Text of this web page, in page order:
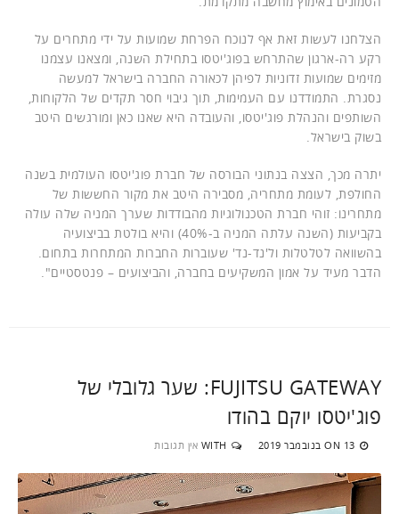
הצלחנו לעשות זאת אף לנוכח הפרחת שמועות על ידי מתחרים על
רקע רה-ארגון שהתרחש בפוג'יטסו בתחילת השנה, ומצאנו עצמנו
מזימים שמועות זדוניות לפיהן לכאורה החברה בישראל למעשה
נסגרת. התמודדנו עם העמימות, תוך גיבוי חסר תקדים של הלקוחות,
השותפים והנהלת פוג'יטסו, והעובדה היא שאנו כאן ומורגשים היטב
בשוק בישראל.
יתרה מכך, הצצה בנתוני הבורסה של חברת פוג'יטסו העולמית בשנה
החולפת, לעומת מתחריה, מסבירה היטב את מקור החששות של
מתחרינו: זוהי חברת הטכנולוגיות מהבודדות שערך המניה שלה עולה
בקביעות (השנה עלתה המניה ב-40%) והיא בולטת בביצועיה
בהשוואה לטלטלות ול'נד-נד' שעוברות החברות המתחרות בתחום.
הדבר מעיד על אמון המשקיעים בחברה, והביצועים – פנטסטיים".
FUJITSU GATEWAY: שער גלובלי של
פוג'יטסו יוקם בהודו
ON 13 בנובמבר 2019 WITH אין תגובות